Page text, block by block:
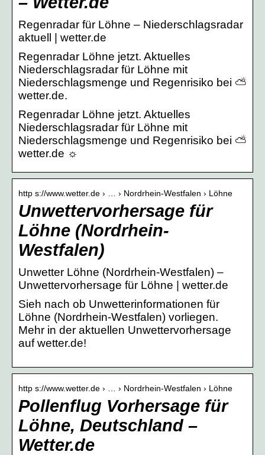
Regenradar für Löhne – Niederschlagsradar
aktuell | wetter.de
Regenradar Löhne jetzt. Aktuelles
Niederschlagsradar für Löhne mit
Niederschlagsmenge und Regenrisiko bei ⛅
wetter.de.
Regenradar Löhne jetzt. Aktuelles
Niederschlagsradar für Löhne mit
Niederschlagsmenge und Regenrisiko bei ⛅
wetter.de ☼
http s://www.wetter.de › … › Nordrhein-Westfalen › Löhne
Unwettervorhersage für
Löhne (Nordrhein-
Westfalen)
Unwetter Löhne (Nordrhein-Westfalen) –
Unwettervorhersage für Löhne | wetter.de
Sieh nach ob Unwetterinformationen für
Löhne (Nordrhein-Westfalen) vorliegen.
Mehr in der aktuellen Unwettervorhersage
auf wetter.de!
http s://www.wetter.de › … › Nordrhein-Westfalen › Löhne
Pollenflug Vorhersage für
Löhne, Deutschland –
Wetter.de